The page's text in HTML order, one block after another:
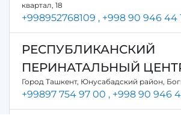
квартал, 18
+998952768109 , +998 90 946 44
РЕСПУБЛИКАНСКИЙ
ПЕРИНАТАЛЬНЫЙ
Город Ташкент, Юнусабадский район,
+99897 754 97 00 , +998 90 946